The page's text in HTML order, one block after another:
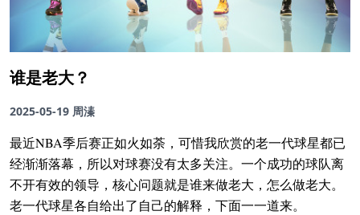
谁是老大？
2025-05-19 周溱
最近NBA季后赛正如火如荼，可惜我欣赏的老一代球星都已
经渐渐落幕，所以对球赛没有太多关注。一个成功的球队离
不开有效的领导，核心问题就是谁来做老大，怎么做老大。
老一代球星各自给出了自己的解释，下面一一道来。